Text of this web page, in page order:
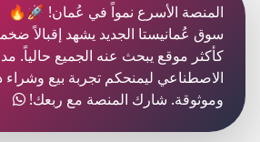
المنصة الأسرع نمواً في عُمان! 🚀🔥
سوق عُمانيستا الجديد يشهد إقبالاً
كأكثر موقع يبحث عنه الجميع حالياً.
الاصطناعي ليمنحكم تجربة بيع وشراء
وموثوقة. شارك المنصة مع ربعك!